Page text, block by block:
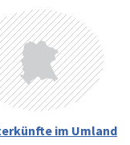
im Umland